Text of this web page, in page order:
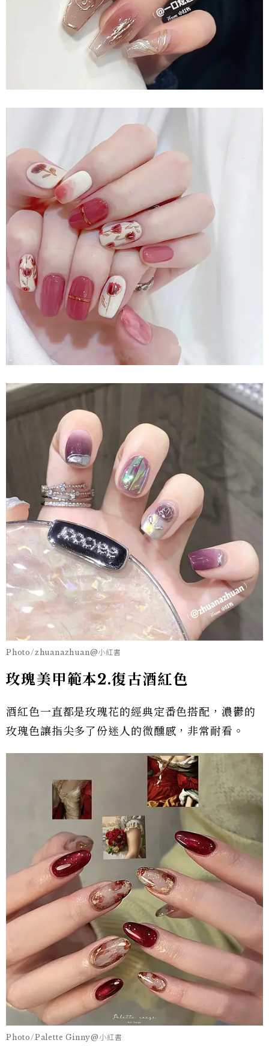
Photo/zhuanazhuan@小紅書
玫瑰美甲範本2.復古酒紅色
酒紅色一直都是玫瑰花的經典定番色搭配，濃鬱的
玫瑰色讓指尖多了份迷人的微醺感，非常耐看。
Photo/Palette Ginny@小紅書